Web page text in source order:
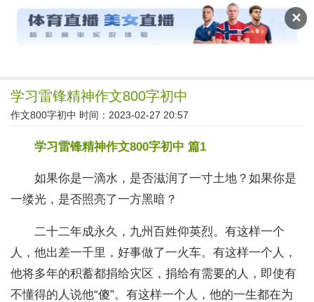
✕
作文宝典
学习雷锋精神作文800字初中
作文800字初中 时间：2023-02-27 20:57
学习雷锋精神作文800字初中 篇1
如果你是一滴水，是否滋润了一寸土地？如果你是
一缕光，是否照亮了一方黑暗？
二十二年成永久，九州百姓仰英烈。有这样一个
人，他出差一千里，好事做了一火车。有这样一个人，
他将多年的积蓄都捐给灾区，捐给有需要的人，即使有
不懂得的人说他“傻”。有这样一个人，他的一生都在为